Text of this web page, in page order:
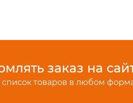
заказ на
товаров в любом